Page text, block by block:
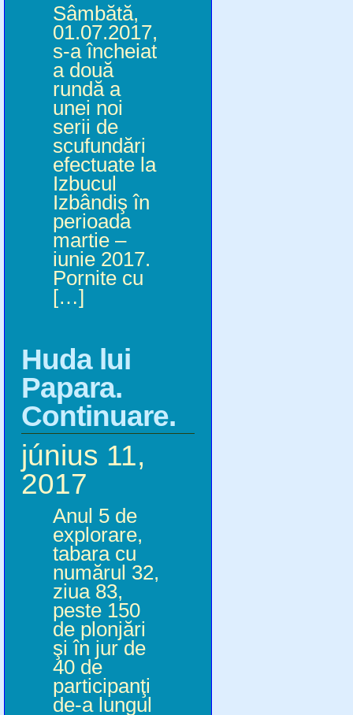
Sâmbătă,
01.07.2017,
s-a încheiat
a două
rundă a
unei noi
serii de
scufundări
efectuate la
Izbucul
Izbândiş în
perioada
martie –
iunie 2017.
Pornite cu
[…]
Huda lui
Papara.
Continuare.
június 11,
2017
Anul 5 de
explorare,
tabara cu
numărul 32,
ziua 83,
peste 150
de plonjări
şi în jur de
40 de
participanţi
de-a lungul